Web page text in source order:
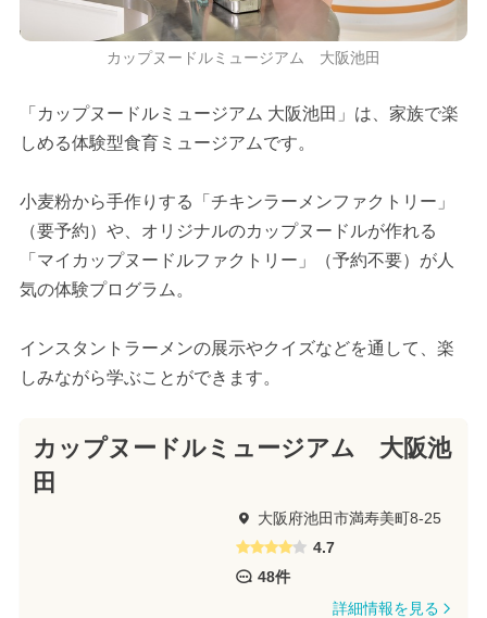
カップヌードルミュージアム 大阪池田
「カップヌードルミュージアム 大阪池田」は、家族で楽
しめる体験型食育ミュージアムです。
小麦粉から手作りする「チキンラーメンファクトリー」
（要予約）や、オリジナルのカップヌードルが作れる
「マイカップヌードルファクトリー」（予約不要）が人
気の体験プログラム。
インスタントラーメンの展示やクイズなどを通して、楽
しみながら学ぶことができます。
カップヌードルミュージアム 大阪池
田
大阪府池田市満寿美町8-25
4.7
48件
詳細情報を見る